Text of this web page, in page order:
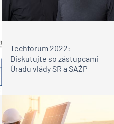
Techforum 2022:
Diskutujte so zástupcami
Úradu vlády SR a SAŽP